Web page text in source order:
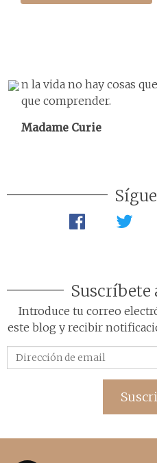
n la vida no hay cosas
que comprender.
Madame Curie
Suscríbete
Introduce tu correo
este blog y recibir